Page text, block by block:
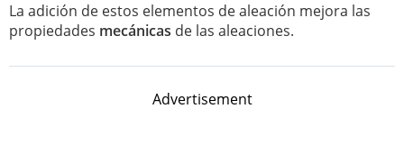
La adición de estos elementos de aleación mejora las
propiedades mecánicas de las aleaciones.
Advertisement